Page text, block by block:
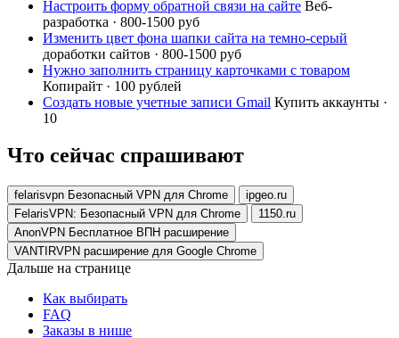
Настроить форму обратной связи на сайте Веб-
разработка · 800-1500 руб
Изменить цвет фона шапки сайта на темно-серый
доработки сайтов · 800-1500 руб
Нужно заполнить страницу карточками с товаром
Копирайт · 100 рублей
Создать новые учетные записи Gmail Купить аккаунты ·
10
Что сейчас спрашивают
felarisvpn Безопасный VPN для Chrome
ipgeo.ru
FelarisVPN: Безопасный VPN для Chrome
1150.ru
AnonVPN Бесплатное ВПН расширение
VANTIRVPN расширение для Google Chrome
Дальше на странице
Как выбирать
FAQ
Заказы в нише